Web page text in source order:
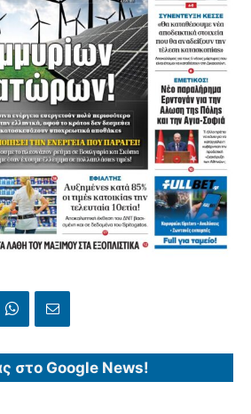
στο Google News!